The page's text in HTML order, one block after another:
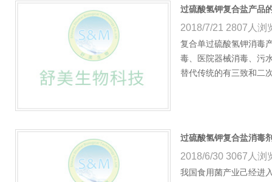
过硫酸氢钾复合盐产品
2018/7/21 2807人浏
复合单过硫酸氢钾消毒
毒、医院器械消毒、污
替代传统的有三致和二
过硫酸氢钾复合盐消毒
2018/6/30 3067人浏
我国食用菌产业己经进